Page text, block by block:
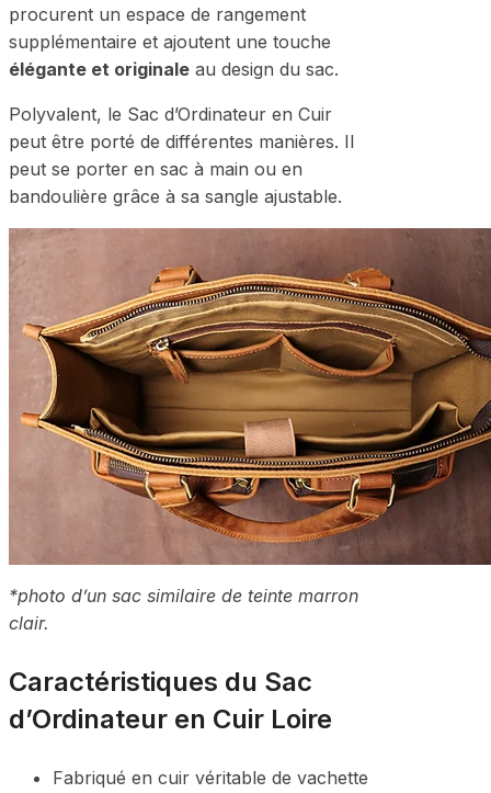
procurent un espace de rangement
supplémentaire et ajoutent une touche
élégante et originale au design du sac.
Polyvalent, le Sac d’Ordinateur en Cuir
peut être porté de différentes manières. Il
peut se porter en sac à main ou en
bandoulière grâce à sa sangle ajustable.
*photo d’un sac similaire de teinte marron
clair.
Caractéristiques du Sac
d’Ordinateur en Cuir Loire
Fabriqué en cuir véritable de vachette